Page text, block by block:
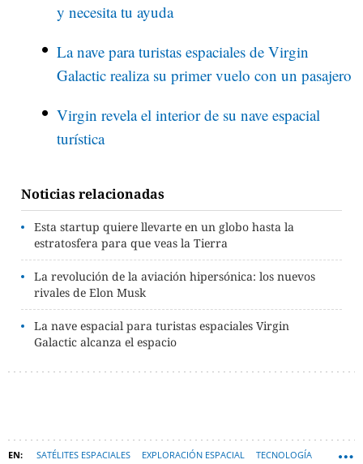
y necesita tu ayuda
La nave para turistas espaciales de Virgin
Galactic realiza su primer vuelo con un pasajero
Virgin revela el interior de su nave espacial
turística
Noticias relacionadas
Esta startup quiere llevarte en un globo hasta la
estratosfera para que veas la Tierra
La revolución de la aviación hipersónica: los nuevos
rivales de Elon Musk
La nave espacial para turistas espaciales Virgin
Galactic alcanza el espacio
SATÉLITES ESPACIALES EXPLORACIÓN ESPACIAL TECNOLOGÍA